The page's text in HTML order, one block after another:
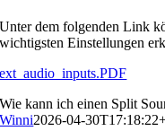
Unter dem folgenden Link
wichtigsten Einstellungen
ext_audio_inputs.PDF
Wie kann ich einen Split
Winni2026-04-